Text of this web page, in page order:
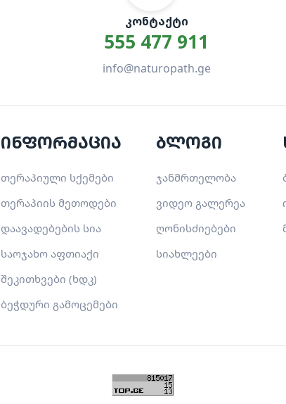
ᲙᲝᲜᲢᲐᲥᲢᲘ
555 477 911
info@naturopath.ge
ინფორმაცია
თერაპიული სქემები
თერაპიის მეთოდები
დაავადებების სია
საოჯახო აფთიაქი
შეკითხვები (ხდკ)
ბეჭდური გამოცემები
ბლოგი
ჯანმრთელობა
ვიდეო გალერეა
ღონისძიებები
სიახლეები